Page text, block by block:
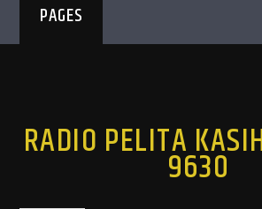
PAGES
RADIO PELITA
9630